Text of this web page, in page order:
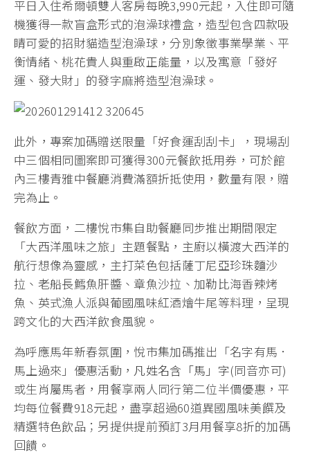
平日入住希爾頓雙人客房每晚3,990元起，入住即可隨
機獲得一款盲盒形式的泡澡球禮盒，造型包含四款吸
睛可愛的招財貓造型泡澡球，分別象徵事業學業、平
衡情緒、桃花貴人與重啟正能量，以及寓意「發好
運、發大財」的發字麻將造型泡澡球。
此外，專案加碼贈送限量「好食運刮刮卡」，現場刮
中三個相同圖案即可獲得300元餐飲抵用券，可於館
內三樓青雅中餐廳消費滿額折抵使用，數量有限，贈
完為止。
餐飲方面，二樓悅市集自助餐廳同步推出期間限定
「大西洋風味之旅」主題餐點，主廚以橫渡大西洋的
航行想像為靈感，主打菜色包括薩丁尼亞珍珠麵沙
拉、老船長鱈魚肝醬、章魚沙拉、加勒比海香辣烤
魚、英式漁人派與葡國風味紅酒燴牛尾等料理，呈現
跨文化的大西洋飲食風貌。
為呼應馬年新春氛圍，悅市集加碼推出「名字有馬．
馬上過來」優惠活動， 凡姓名含「馬」字(同音亦可)
或生肖屬馬者，用餐享兩人同行第二位半價優惠，平
均每位餐費918元起，盡享超過60道異國風味美饌及
精選特色飲品；另提供提前預訂3月用餐享8折的加碼
回饋。